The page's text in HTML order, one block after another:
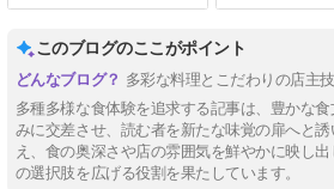
このブログのここがポイント
多彩な料理とこだわりの店主技
多種多様な食体験を追求する記事は、豊かな
みに交差させ、読む者を新たな味覚の扉へと
え、食の奥深さや店の雰囲気を鮮やかに映し
の選択肢を広げる役割を果たしています。